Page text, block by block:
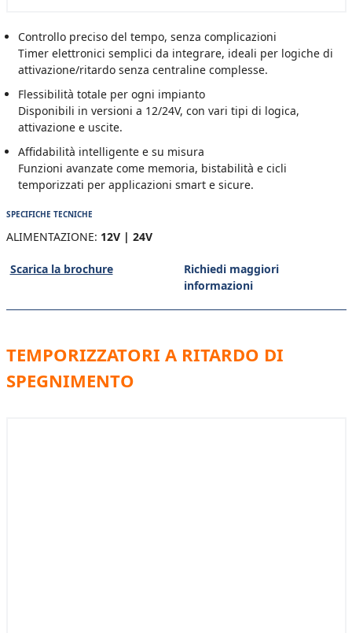
Controllo preciso del tempo, senza complicazioni
Timer elettronici semplici da integrare, ideali per logiche di
attivazione/ritardo senza centraline complesse.
Flessibilità totale per ogni impianto
Disponibili in versioni a 12/24V, con vari tipi di logica,
attivazione e uscite.
Affidabilità intelligente e su misura
Funzioni avanzate come memoria, bistabilità e cicli
temporizzati per applicazioni smart e sicure.
SPECIFICHE TECNICHE
ALIMENTAZIONE: 12V | 24V
Scarica la brochure
Richiedi maggiori
informazioni
TEMPORIZZATORI A RITARDO DI
SPEGNIMENTO